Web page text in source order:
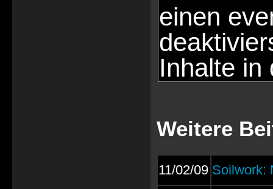
einen
Inhalte in
Weitere
11/02/09 Soilwork: